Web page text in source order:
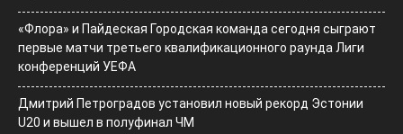
«Флора» и Пайдеская Городская команда сегодня сыграют
первые матчи третьего квалификационного раунда Лиги
конференций УЕФА
Дмитрий Петроградов установил новый рекорд Эстонии
U20 и вышел в полуфинал ЧМ